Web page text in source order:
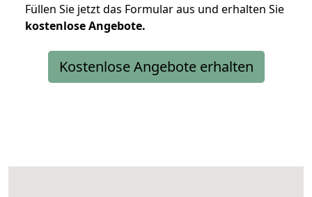
Füllen Sie jetzt das Formular aus und erhalten Sie
kostenloseAngebote.
Kostenlose Angebote erhalten